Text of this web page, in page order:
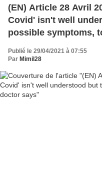
(EN) Article 28 Avril
Covid' isn't well
possible symptoms,
Publié le 29/04/2021 à 07:55
Par Mimil28